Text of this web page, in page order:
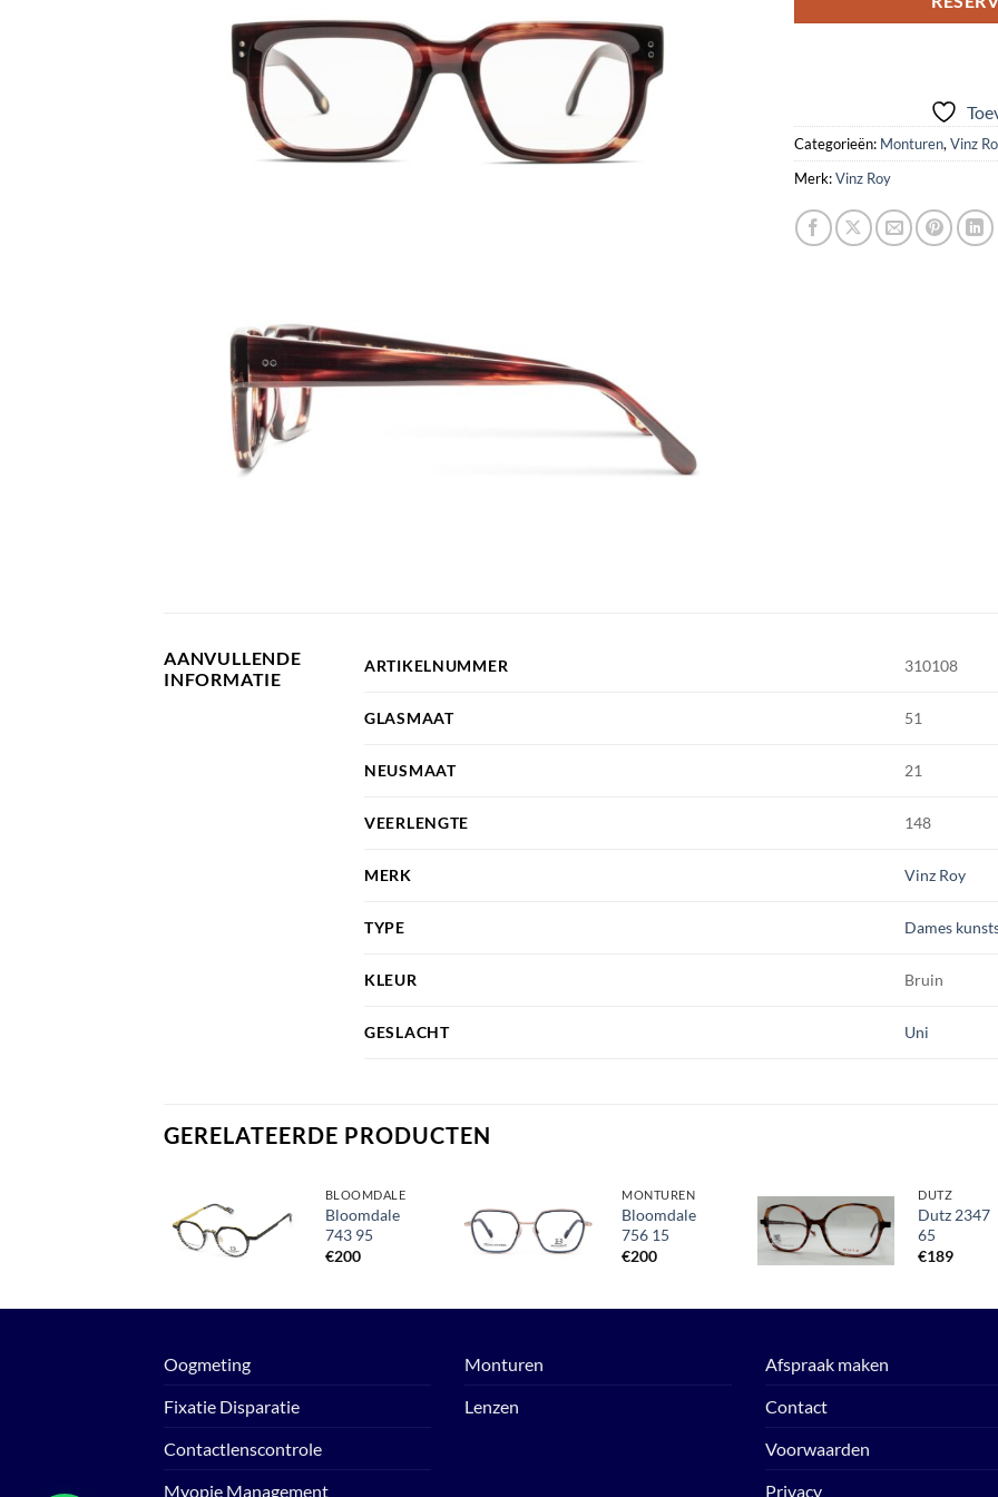
Categorieën: Monturen, Vinz
Merk:Vinz Roy
AANVULLENDE
INFORMATIE
ARTIKELNUMMER 310108
GLASMAAT 51
NEUSMAAT 21
VEERLENGTE 148
MERK Vinz Roy
TYPE Dames
KLEUR Bruin
GESLACHT Uni
GERELATEERDE PRODUCTEN
Toevoegen
aan
BLOOMDALE
Bloomdale
743 95
€200
Toevoegen
aan
MONTUREN
Bloomdale
756 15
€200
Toevoegen
aan
verlanglijst
DUTZ
Dutz 2347
65
€189
Oogmeting
Fixatie Disparatie
Contactlenscontrole
Myopie Management
Monturen
Lenzen
Afspraak maken
Contact
Voorwaarden
Privacy